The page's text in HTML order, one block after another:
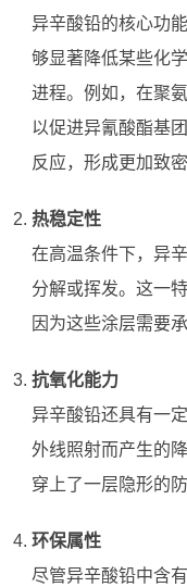
异辛酸铅的核心功
够显著降低某些化
进程。例如，在聚
以促进异氰酸酯基
反应，形成更加致
热稳定性
在高温条件下，异
分解或挥发。这一
因为这些涂层需要
抗氧化能力
异辛酸铅还具有一
外线照射而产生的
穿上了一层隐形的
环保属性
尽管异辛酸铅中含